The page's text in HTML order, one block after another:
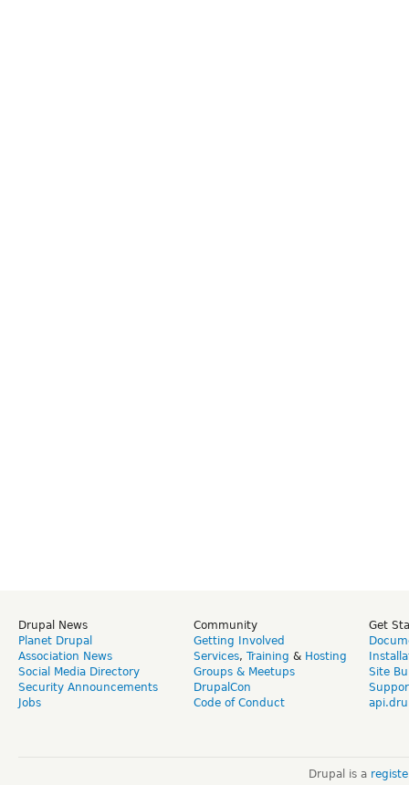
Drupal News
Planet Drupal
Association News
Social Media Directory
Security Announcements
Jobs
Community
Getting Involved
Services, Training & Hosting
Groups & Meetups
DrupalCon
Code of Conduct
Get
Site
Drupal is a